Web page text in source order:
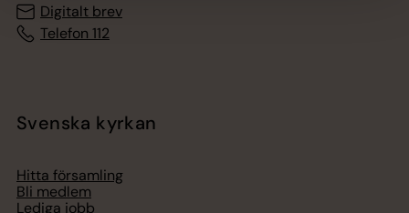
Digitalt brev
Telefon 112
Svenska kyrkan
Hitta församling
Bli medlem
Lediga jobb